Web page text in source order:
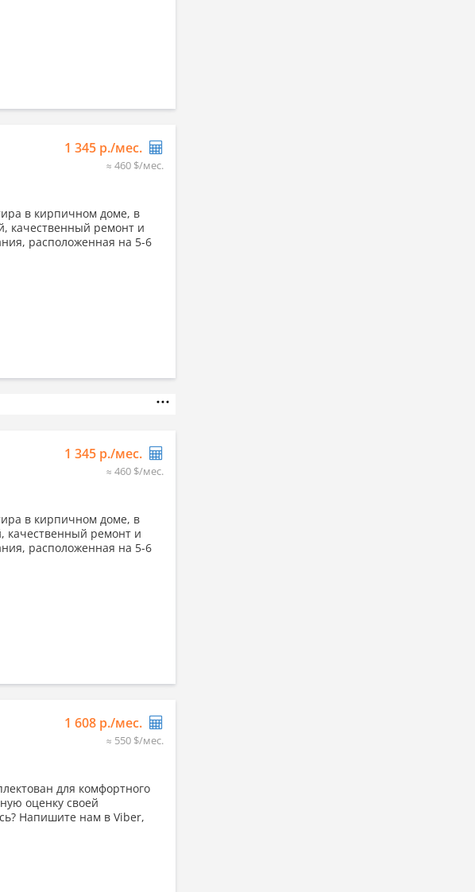
1 345 р./мес.
≈ 460 $/мес.
в кирпичном доме, в
качественный ремонт и
расположенная на 5-6
1 345 р./мес.
≈ 460 $/мес.
в кирпичном доме, в
качественный ремонт и
расположенная на 5-6
1 608 р./мес.
≈ 550 $/мес.
для комфортного
оценку своей
Напишите нам в Viber,